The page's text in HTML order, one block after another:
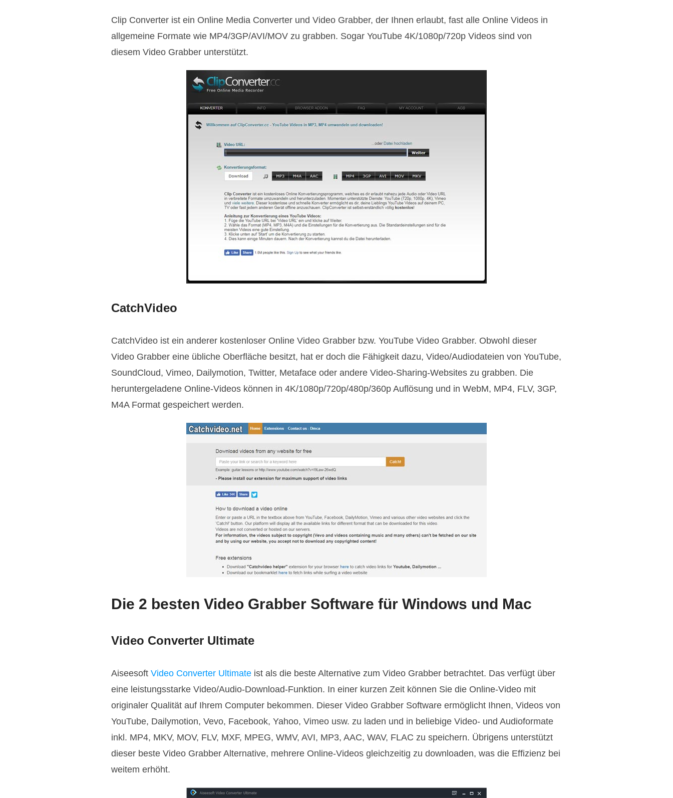
Clip Converter ist ein Online Media Converter und Video Grabber, der Ihnen erlaubt, fast alle Online Videos in
allgemeine Formate wie MP4/3GP/AVI/MOV zu grabben. Sogar YouTube 4K/1080p/720p Videos sind von
diesem Video Grabber unterstützt.
CatchVideo
CatchVideo ist ein anderer kostenloser Online Video Grabber bzw. YouTube Video Grabber. Obwohl dieser
Video Grabber eine übliche Oberfläche besitzt, hat er doch die Fähigkeit dazu, Video/Audiodateien von YouTube,
SoundCloud, Vimeo, Dailymotion, Twitter, Metaface oder andere Video-Sharing-Websites zu grabben. Die
heruntergeladene Online-Videos können in 4K/1080p/720p/480p/360p Auflösung und in WebM, MP4, FLV, 3GP,
M4A Format gespeichert werden.
Die 2 besten Video Grabber Software für Windows und Mac
Video Converter Ultimate
Aiseesoft Video Converter Ultimate ist als die beste Alternative zum Video Grabber betrachtet. Das verfügt über
eine leistungsstarke Video/Audio-Download-Funktion. In einer kurzen Zeit können Sie die Online-Video mit
originaler Qualität auf Ihrem Computer bekommen. Dieser Video Grabber Software ermöglicht Ihnen, Videos von
YouTube, Dailymotion, Vevo, Facebook, Yahoo, Vimeo usw. zu laden und in beliebige Video- und Audioformate
inkl. MP4, MKV, MOV, FLV, MXF, MPEG, WMV, AVI, MP3, AAC, WAV, FLAC zu speichern. Übrigens unterstützt
dieser beste Video Grabber Alternative, mehrere Online-Videos gleichzeitig zu downloaden, was die Effizienz bei
weitem erhöht.